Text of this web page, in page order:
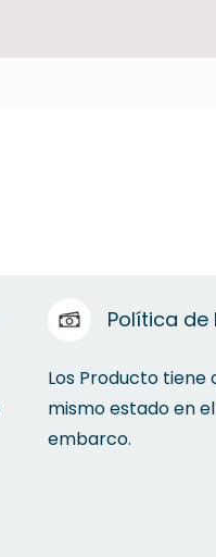
Política de
Los Producto tiene
mismo estado en
embarco.